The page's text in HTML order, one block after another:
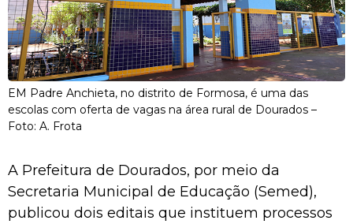
EM Padre Anchieta, no distrito de Formosa, é uma das
escolas com oferta de vagas na área rural de Dourados –
Foto: A. Frota
A Prefeitura de Dourados, por meio da
Secretaria Municipal de Educação (Semed),
publicou dois editais que instituem processos